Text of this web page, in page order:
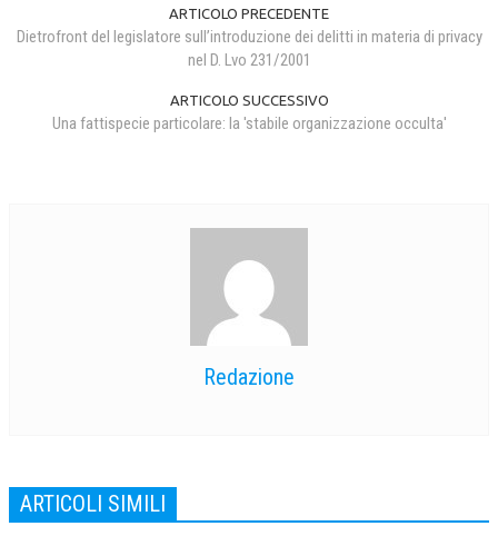
ARTICOLO PRECEDENTE
Dietrofront del legislatore sull’introduzione dei delitti in materia di privacy
nel D. Lvo 231/2001
ARTICOLO SUCCESSIVO
Una fattispecie particolare: la 'stabile organizzazione occulta'
Redazione
ARTICOLI SIMILI